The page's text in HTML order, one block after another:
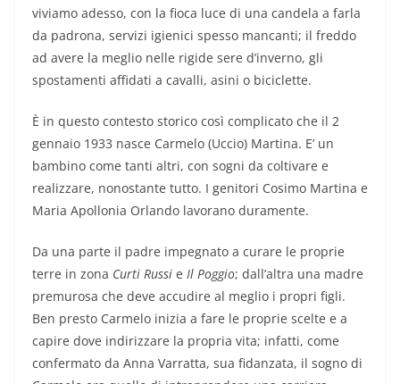
viviamo adesso, con la fioca luce di una candela a farla
da padrona, servizi igienici spesso mancanti; il freddo
ad avere la meglio nelle rigide sere d’inverno, gli
spostamenti affidati a cavalli, asini o biciclette.
È in questo contesto storico così complicato che il 2
gennaio 1933 nasce Carmelo (Uccio) Martina. E’ un
bambino come tanti altri, con sogni da coltivare e
realizzare, nonostante tutto. I genitori Cosimo Martina e
Maria Apollonia Orlando lavorano duramente.
Da una parte il padre impegnato a curare le proprie
terre in zona Curti Russi e Il Poggio; dall’altra una madre
premurosa che deve accudire al meglio i propri figli.
Ben presto Carmelo inizia a fare le proprie scelte e a
capire dove indirizzare la propria vita; infatti, come
confermato da Anna Varratta, sua fidanzata, il sogno di